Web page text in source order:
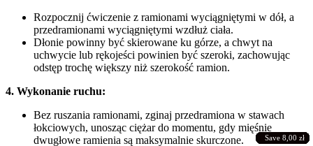
Rozpocznij ćwiczenie z ramionami wyciągniętymi w dół, a
przedramionami wyciągniętymi wzdłuż ciała.
Dłonie powinny być skierowane ku górze, a chwyt na
uchwycie lub rękojeści powinien być szeroki, zachowując
odstęp trochę większy niż szerokość ramion.
4. Wykonanie ruchu:
Bez ruszania ramionami, zginaj przedramiona w stawach
łokciowych, unosząc ciężar do momentu, gdy mięśnie
dwugłowe ramienia są maksymalnie skurczone.
Save 11,09 zł
Save 12,00 zł
Save 5,49 zł
Save 13,00 zł
Save 11,09 zł
Save 18,00 zł
Save 12,00 zł
Save 8,00 zł